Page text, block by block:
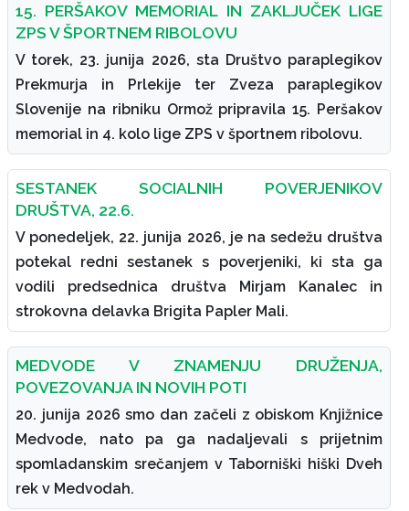
15. PERŠAKOV MEMORIAL IN ZAKLJUČEK LIGE
ZPS V ŠPORTNEM RIBOLOVU
V torek, 23. junija 2026, sta Društvo paraplegikov
Prekmurja in Prlekije ter Zveza paraplegikov
Slovenije na ribniku Ormož pripravila 15. Peršakov
memorial in 4. kolo lige ZPS v športnem ribolovu.
SESTANEK SOCIALNIH POVERJENIKOV
DRUŠTVA, 22.6.
V ponedeljek, 22. junija 2026, je na sedežu društva
potekal redni sestanek s poverjeniki, ki sta ga
vodili predsednica društva Mirjam Kanalec in
strokovna delavka Brigita Papler Mali.
MEDVODE V ZNAMENJU DRUŽENJA,
POVEZOVANJA IN NOVIH POTI
20. junija 2026 smo dan začeli z obiskom Knjižnice
Medvode, nato pa ga nadaljevali s prijetnim
spomladanskim srečanjem v Taborniški hiški Dveh
rek v Medvodah.